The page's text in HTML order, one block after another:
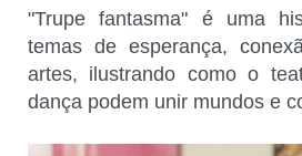
"Trupe fantasma" é uma
temas de esperança,
artes, ilustrando como o
dança podem unir mundos e